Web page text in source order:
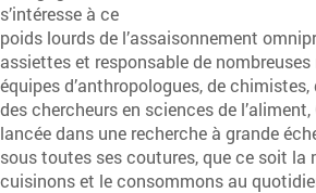
s’intéresse à ce
poids lourds de l’assaisonnement
assiettes et responsable de
équipes d’anthropologues, de
des chercheurs en sciences de l’aliment,
lancée dans une recherche à grande
sous toutes ses coutures, que ce soit la
cuisinons et le consommons au